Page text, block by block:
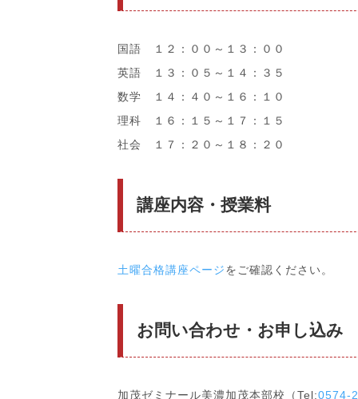
国語 １２：００～１３：００
英語 １３：０５～１４：３５
数学 １４：４０～１６：１０
理科 １６：１５～１７：１５
社会 １７：２０～１８：２０
講座内容・授業料
土曜合格講座ページをご確認ください。
お問い合わせ・お申し込み
加茂ゼミナール美濃加茂本部校（Tel:0574-